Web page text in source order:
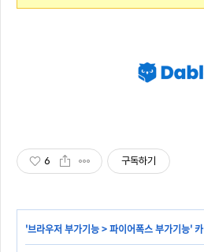
6 구독하기
'브라우저 부가기능>파이어폭스 부가기능'